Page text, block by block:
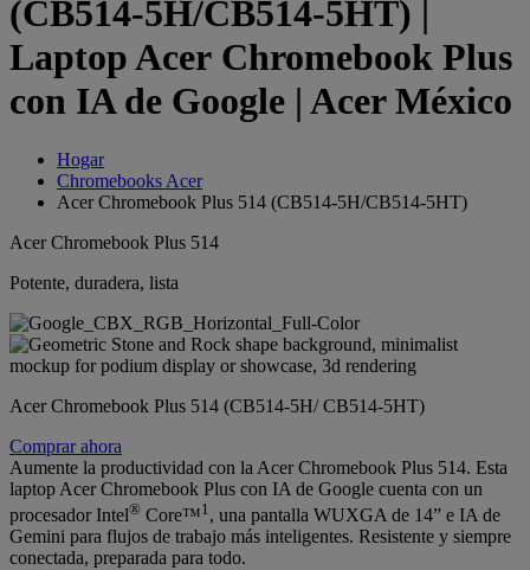
(CB514-5H/CB514-5HT) |
Laptop Acer Chromebook Plus
con IA de Google | Acer México
Hogar
Chromebooks Acer
Acer Chromebook Plus 514 (CB514-5H/CB514-5HT)
Acer Chromebook Plus 514
Potente, duradera, lista
Acer Chromebook Plus 514 (CB514-5H/ CB514-5HT)
Comprar ahora
Aumente la productividad con la Acer Chromebook Plus 514. Esta
laptop Acer Chromebook Plus con IA de Google cuenta con un
procesador Intel® Core™1 , una pantalla WUXGA de 14” e IA de
Gemini para flujos de trabajo más inteligentes. Resistente y siempre
conectada, preparada para todo.